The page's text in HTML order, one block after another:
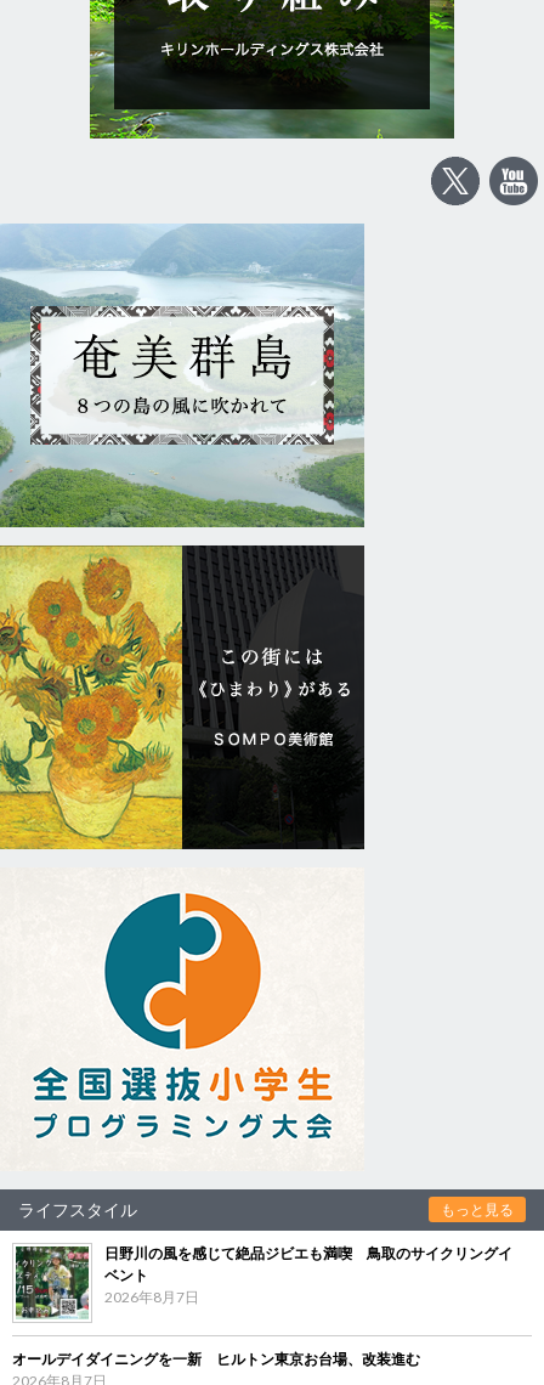
ライフスタイル もっと見る
日野川の風を感じて絶品ジビエも満喫 鳥取のサイクリングイ
ベント
2026年8月7日
オールデイダイニングを一新 ヒルトン東京お台場、改装進む
2026年8月7日